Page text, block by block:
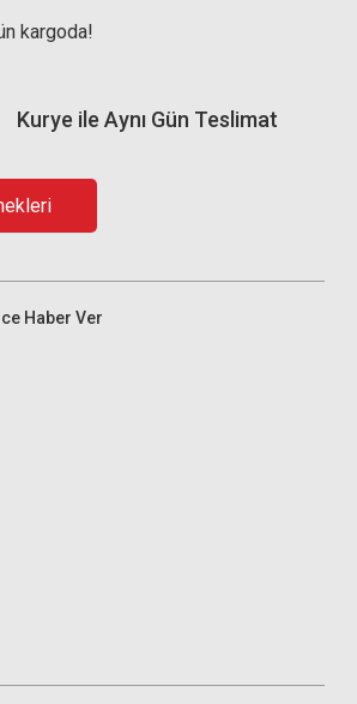
kargoda!
Kurye ile Aynı Gün Teslimat
Haber Ver